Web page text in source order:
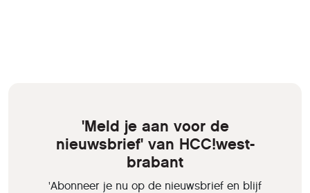
'Meld je aan voor de
nieuwsbrief' van HCC!west-
brabant
'Abonneer je nu op de nieuwsbrief en blijf